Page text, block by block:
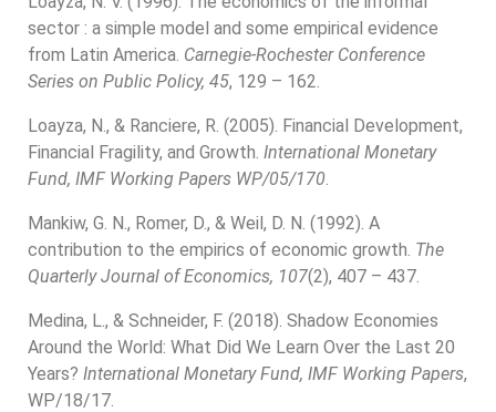
sector : a simple model and some empirical evidence
from Latin America. Carnegie-Rochester Conference
Series on Public Policy, 45, 129 – 162.
Loayza, N., & Ranciere, R. (2005). Financial Development,
Financial Fragility, and Growth. International Monetary
Fund, IMF Working Papers WP/05/170.
Mankiw, G. N., Romer, D., & Weil, D. N. (1992). A
contribution to the empirics of economic growth. The
Quarterly Journal of Economics, 107(2), 407 – 437.
Medina, L., & Schneider, F. (2018). Shadow Economies
Around the World: What Did We Learn Over the Last 20
Years? International Monetary Fund, IMF Working Papers,
WP/18/17.